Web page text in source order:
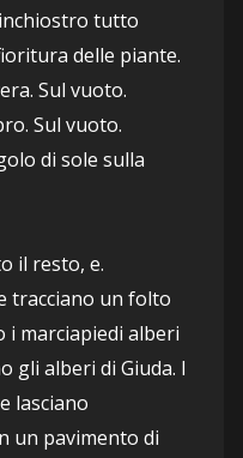
tutto
delle piante.
Sul vuoto.
Sul vuoto.
di sole sulla
il resto, e.
tracciano un folto
i marciapiedi alberi
gli alberi di Giuda. I
lasciano
un pavimento di